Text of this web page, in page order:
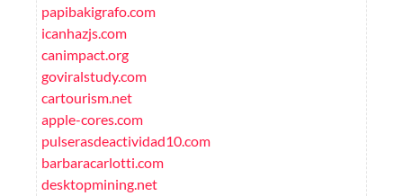
papibakigrafo.com
icanhazjs.com
canimpact.org
goviralstudy.com
cartourism.net
apple-cores.com
pulserasdeactividad10.com
barbaracarlotti.com
desktopmining.net